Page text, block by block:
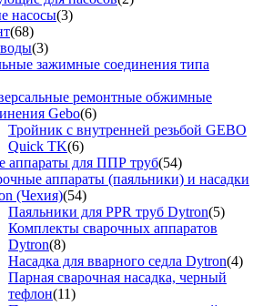
насосы(3)
(68)
(3)
зажимные соединения типа
ремонтные обжимные
Gebo(6)
Тройник с внутренней резьбой GEBO
Quick TK(6)
аппараты для ППР труб(54)
аппараты (паяльники) и насадки
(Чехия)(54)
Паяльники для PPR труб Dytron(5)
Комплекты сварочных аппаратов
Dytron(8)
Насадка для вварного седла Dytron(4)
Парная сварочная насадка, черный
тефлон(11)